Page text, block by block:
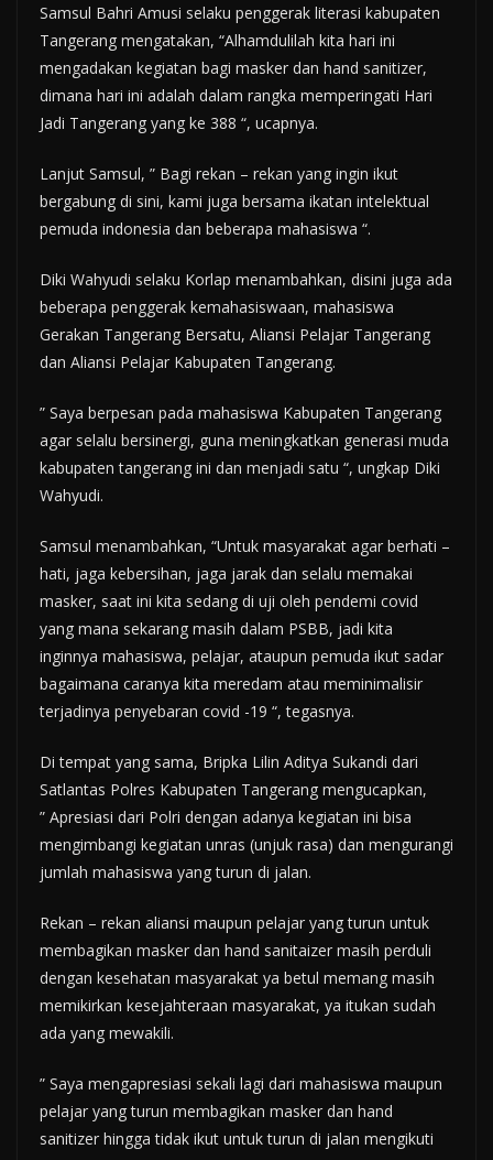
Samsul Bahri Amusi selaku penggerak literasi kabupaten
Tangerang mengatakan, “Alhamdulilah kita hari ini
mengadakan kegiatan bagi masker dan hand sanitizer,
dimana hari ini adalah dalam rangka memperingati Hari
Jadi Tangerang yang ke 388 “, ucapnya.
Lanjut Samsul, ” Bagi rekan – rekan yang ingin ikut
bergabung di sini, kami juga bersama ikatan intelektual
pemuda indonesia dan beberapa mahasiswa “.
Diki Wahyudi selaku Korlap menambahkan, disini juga ada
beberapa penggerak kemahasiswaan, mahasiswa
Gerakan Tangerang Bersatu, Aliansi Pelajar Tangerang
dan Aliansi Pelajar Kabupaten Tangerang.
” Saya berpesan pada mahasiswa Kabupaten Tangerang
agar selalu bersinergi, guna meningkatkan generasi muda
kabupaten tangerang ini dan menjadi satu “, ungkap Diki
Wahyudi.
Samsul menambahkan, “Untuk masyarakat agar berhati –
hati, jaga kebersihan, jaga jarak dan selalu memakai
masker, saat ini kita sedang di uji oleh pendemi covid
yang mana sekarang masih dalam PSBB, jadi kita
inginnya mahasiswa, pelajar, ataupun pemuda ikut sadar
bagaimana caranya kita meredam atau meminimalisir
terjadinya penyebaran covid -19 “, tegasnya.
Di tempat yang sama, Bripka Lilin Aditya Sukandi dari
Satlantas Polres Kabupaten Tangerang mengucapkan,
” Apresiasi dari Polri dengan adanya kegiatan ini bisa
mengimbangi kegiatan unras (unjuk rasa) dan mengurangi
jumlah mahasiswa yang turun di jalan.
Rekan – rekan aliansi maupun pelajar yang turun untuk
membagikan masker dan hand sanitaizer masih perduli
dengan kesehatan masyarakat ya betul memang masih
memikirkan kesejahteraan masyarakat, ya itukan sudah
ada yang mewakili.
” Saya mengapresiasi sekali lagi dari mahasiswa maupun
pelajar yang turun membagikan masker dan hand
sanitizer hingga tidak ikut untuk turun di jalan mengikuti